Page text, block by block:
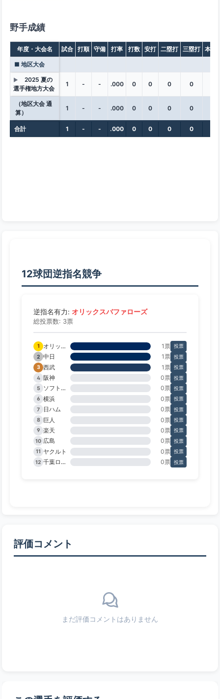
野手成績
年度・大会名 試合 打順 守備 打率 打数 安打 二塁打 三塁打 本塁
■ 地区大会
▶
2025 夏の
選手権地方大会
1 - - .000 0 0 0 0
（地区大会 通
算）
1 - - .000 0 0 0 0
合計 1 - - .000 0 0 0 0
12球団逆指名競争
逆指名有力: オリックスバファローズ
総投票数: 3票
1 オリックス 1票 投票
2 中日 1票 投票
3 西武 1票 投票
4 阪神 0票 投票
5
ソフトバンク 0票 投票
6 横浜 0票 投票
7
日ハム 0票 投票
8 巨人 0票 投票
9 楽天 0票 投票
10 広島 0票 投票
11 ヤクルト 0票 投票
12
千葉ロッテ 0票 投票
評価コメント
まだ評価コメントはありません